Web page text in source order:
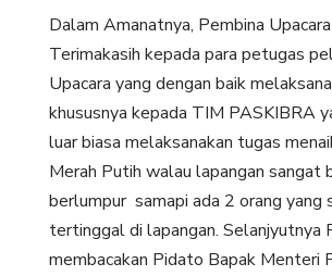
Dalam Amanatnya, Pembina
Terimakasih kepada para petugas
Upacara yang dengan baik
khususnya kepada TIM PASKIBRA
luar biasa melaksanakan tugas
Merah Putih walau lapangan sangat
berlumpur samapi ada 2 orang yang
tertinggal di lapangan. Selanjyutnya
membacakan Pidato Bapak Menteri